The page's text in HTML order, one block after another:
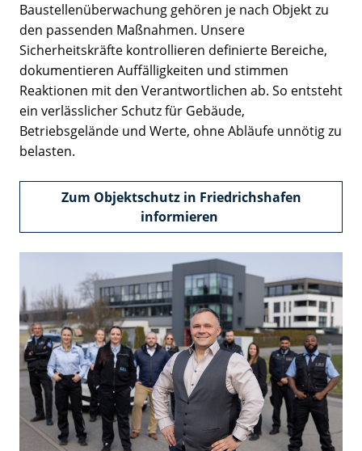
Baustellenüberwachung gehören je nach Objekt zu
den passenden Maßnahmen. Unsere
Sicherheitskräfte kontrollieren definierte Bereiche,
dokumentieren Auffälligkeiten und stimmen
Reaktionen mit den Verantwortlichen ab. So entsteht
ein verlässlicher Schutz für Gebäude,
Betriebsgelände und Werte, ohne Abläufe unnötig zu
belasten.
Zum Objektschutz in Friedrichshafen
informieren